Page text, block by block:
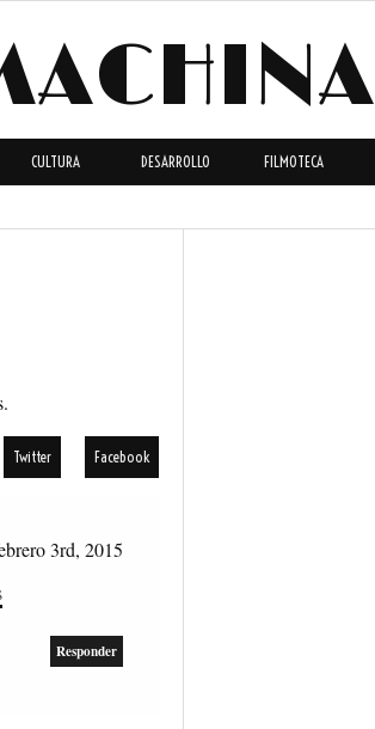
CULTURA DESARROLLO FILMOTECA
Facebook
Twitter
3rd, 2015
Responder